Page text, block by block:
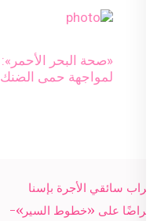
لمواجهة حمى الضنك
Post
navigation
إضراب سائقي الأجرة بإسنا
اعتراضًا على «خطوط السير»-